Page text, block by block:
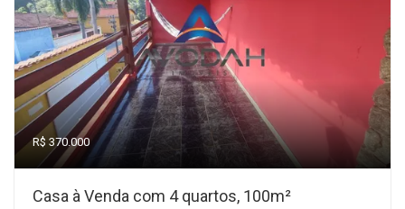
R$ 370.000
Casa à Venda com 4 quartos, 100m²